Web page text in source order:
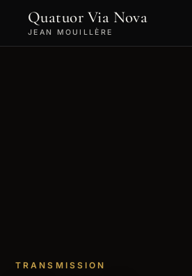
Quatuor Via Nova
JEAN MOUILLÈRE
TRANSMISSION